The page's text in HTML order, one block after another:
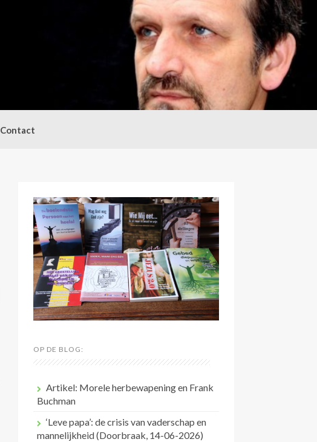
Contact
OP DE BLOG:
Artikel: Morele herbewapening en Frank
Buchman
‘Leve papa’: de crisis van vaderschap en
mannelijkheid (Doorbraak, 14-06-2026)